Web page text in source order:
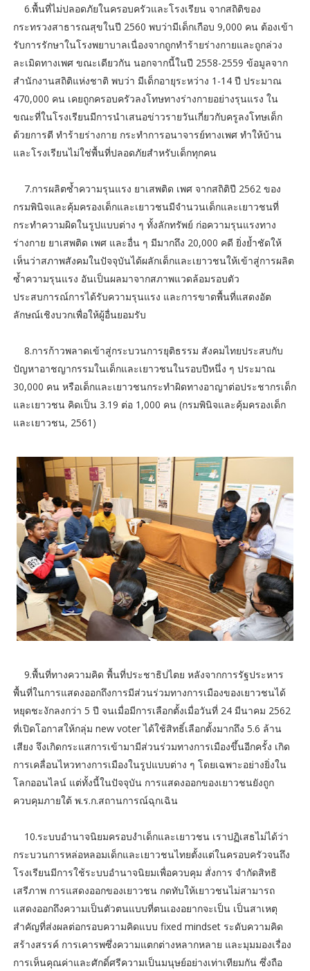
6.พื้นที่ไม่ปลอดภัยในครอบครัวและโรงเรียน จากสถิติของ
กระทรวงสาธารณสุขในปี 2560 พบว่ามีเด็กเกือบ 9,000 คน ต้องเข้า
รับการรักษาในโรงพยาบาลเนื่องจากถูกทำร้ายร่างกายและถูกล่วง
ละเมิดทางเพศ ขณะเดียวกัน นอกจากนี้ในปี 2558-2559 ข้อมูลจาก
สำนักงานสถิติแห่งชาติ พบว่า มีเด็กอายุระหว่าง 1-14 ปี ประมาณ
470,000 คน เคยถูกครอบครัวลงโทษทางร่างกายอย่างรุนแรง ใน
ขณะที่ในโรงเรียนมีการนำเสนอข่าวรายวันเกี่ยวกับครูลงโทษเด็ก
ด้วยการตี ทำร้ายร่างกาย กระทำการอนาจารย์ทางเพศ ทำให้บ้าน
และโรงเรียนไม่ใช่พื้นที่ปลอดภัยสำหรับเด็กทุกคน
7.การผลิตซ้ำความรุนแรง ยาเสพติด เพศ จากสถิติปี 2562 ของ
กรมพินิจและคุ้มครองเด็กและเยาวชนมีจำนวนเด็กและเยาวชนที่
กระทำความผิดในรูปแบบต่าง ๆ ทั้งลักทรัพย์ ก่อความรุนแรงทาง
ร่างกาย ยาเสพติด เพศ และอื่น ๆ มีมากถึง 20,000 คดี ยิ่งย้ำชัดให้
เห็นว่าสภาพสังคมในปัจจุบันได้ผลักเด็กและเยาวชนให้เข้าสู่การผลิต
ซ้ำความรุนแรง อันเป็นผลมาจากสภาพแวดล้อมรอบตัว
ประสบการณ์การได้รับความรุนแรง และการขาดพื้นที่แสดงอัต
ลักษณ์เชิงบวกเพื่อให้ผู้อื่นยอมรับ
8.การก้าวพลาดเข้าสู่กระบวนการยุติธรรม สังคมไทยประสบกับ
ปัญหาอาชญากรรมในเด็กและเยาวชนในรอบปีหนึ่ง ๆ ประมาณ
30,000 คน หรือเด็กและเยาวชนกระทำผิดทางอาญาต่อประชากรเด็ก
และเยาวชน คิดเป็น 3.19 ต่อ 1,000 คน (กรมพินิจและคุ้มครองเด็ก
และเยาวชน, 2561)
9.พื้นที่ทางความคิด พื้นที่ประชาธิปไตย หลังจากการรัฐประหาร
พื้นที่ในการแสดงออกถึงการมีส่วนร่วมทางการเมืองของเยาวชนได้
หยุดชะงักลงกว่า 5 ปี จนเมื่อมีการเลือกตั้งเมื่อวันที่ 24 มีนาคม 2562
ที่เปิดโอกาสให้กลุ่ม new voter ได้ใช้สิทธิ์เลือกตั้งมากถึง 5.6 ล้าน
เสียง จึงเกิดกระแสการเข้ามามีส่วนร่วมทางการเมืองขึ้นอีกครั้ง เกิด
การเคลื่อนไหวทางการเมืองในรูปแบบต่าง ๆ โดยเฉพาะอย่างยิ่งใน
โลกออนไลน์ แต่ทั้งนี้ในปัจจุบัน การแสดงออกของเยาวชนยังถูก
ควบคุมภายใต้ พ.ร.ก.สถานการณ์ฉุกเฉิน
10.ระบบอำนาจนิยมครอบงำเด็กและเยาวชน เราปฏิเสธไม่ได้ว่า
กระบวนการหล่อหลอมเด็กและเยาวชนไทยตั้งแต่ในครอบครัวจนถึง
โรงเรียนมีการใช้ระบบอำนาจนิยมเพื่อควบคุม สั่งการ จำกัดสิทธิ
เสรีภาพ การแสดงออกของเยาวชน กดทับให้เยาวชนไม่สามารถ
แสดงออกถึงความเป็นตัวตนแบบที่ตนเองอยากจะเป็น เป็นสาเหตุ
สำคัญที่ส่งผลต่อกรอบความคิดแบบ fixed mindset ระดับความคิด
สร้างสรรค์ การเคารพซึ่งความแตกต่างหลากหลาย และมุมมองเรื่อง
การเห็นคุณค่าและศักดิ์ศรีความเป็นมนุษย์อย่างเท่าเทียมกัน ซึ่งถือ